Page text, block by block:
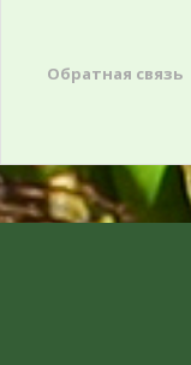
Обратная связь